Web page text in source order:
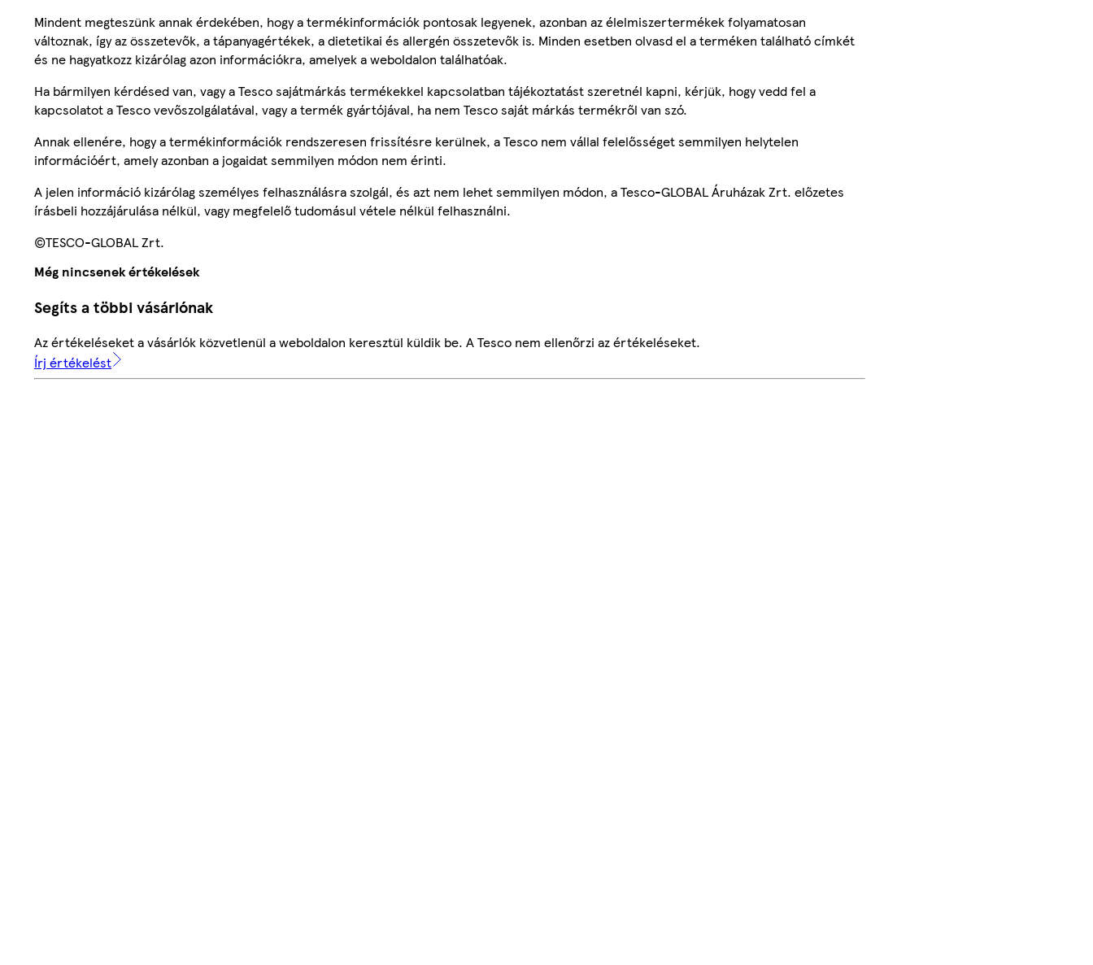
Mindent megteszünk annak érdekében, hogy a termékinformációk pontosak legyenek, azonban az élelmiszertermékek folyamatosan
változnak, így az összetevők, a tápanyagértékek, a dietetikai és allergén összetevők is. Minden esetben olvasd el a terméken található címkét
és ne hagyatkozz kizárólag azon információkra, amelyek a weboldalon találhatóak.
Ha bármilyen kérdésed van, vagy a Tesco sajátmárkás termékekkel kapcsolatban tájékoztatást szeretnél kapni, kérjük, hogy vedd fel a
kapcsolatot a Tesco vevőszolgálatával, vagy a termék gyártójával, ha nem Tesco saját márkás termékről van szó.
Annak ellenére, hogy a termékinformációk rendszeresen frissítésre kerülnek, a Tesco nem vállal felelősséget semmilyen helytelen
információért, amely azonban a jogaidat semmilyen módon nem érinti.
A jelen információ kizárólag személyes felhasználásra szolgál, és azt nem lehet semmilyen módon, a Tesco-GLOBAL Áruházak Zrt. előzetes
írásbeli hozzájárulása nélkül, vagy megfelelő tudomásul vétele nélkül felhasználni.
©TESCO-GLOBAL Zrt.
Még nincsenek értékelések
Segíts a többi vásárlónak
Az értékeléseket a vásárlók közvetlenül a weboldalon keresztül küldik be. A Tesco nem ellenőrzi az értékeléseket.
Írj értékelést